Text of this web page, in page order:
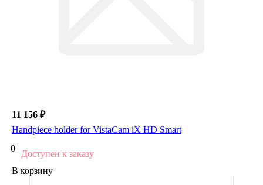
11 156 ₽
Handpiece holder for VistaCam iX HD Smart
0
Доступен к заказу
В корзину